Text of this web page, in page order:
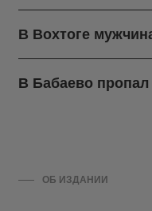
В Вохтоге
В Бабаево
ОБ ИЗДАНИИ